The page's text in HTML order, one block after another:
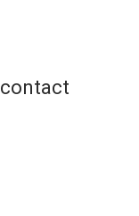
contact